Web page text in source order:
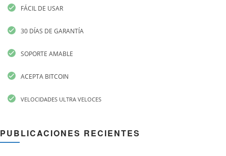
FÁCIL DE USAR
30 DÍAS DE GARANTÍA
SOPORTE AMABLE
ACEPTA BITCOIN
VELOCIDADES ULTRA VELOCES
PUBLICACIONES RECIENTES